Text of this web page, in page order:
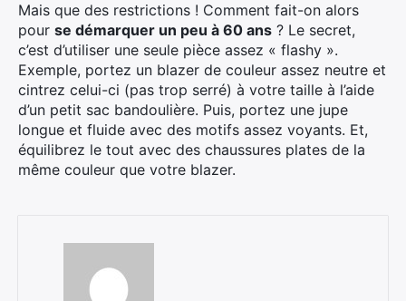
Mais que des restrictions ! Comment fait-on alors
pour se démarquer un peu à 60 ans ? Le secret,
c’est d’utiliser une seule pièce assez « flashy ».
Exemple, portez un blazer de couleur assez neutre et
cintrez celui-ci (pas trop serré) à votre taille à l’aide
d’un petit sac bandoulière. Puis, portez une jupe
longue et fluide avec des motifs assez voyants. Et,
équilibrez le tout avec des chaussures plates de la
même couleur que votre blazer.